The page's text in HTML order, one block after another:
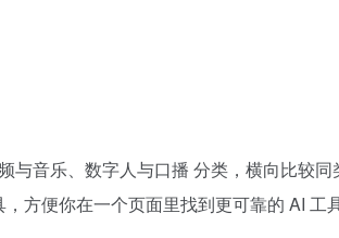
音乐、数字人与口播 分类，横向比较
方便你在一个页面里找到更可靠的 AI 工具